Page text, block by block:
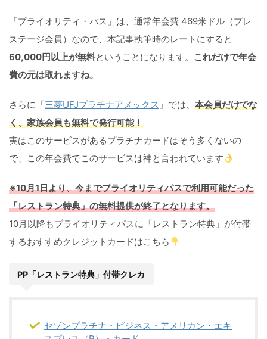
「プライオリティ・パス」は、通常年会費 469米ドル（プレ
ステージ会員）なので、本記事執筆時のレートにすると
60,000円以上が無料ということになります。 これだけで年会
費の元は取れますね。
さらに「三菱UFJプラチナアメックス 」では、 本会員だけでな
く、家族会員も無料で発行可能！
実はこのサービスがあるプラチナカードはそう多くないの
で、この年会費でこのサービスは神と言われています
※10月1日より、今までプライオリティパスで利用可能だった
「レストラン特典」の無料提供が終了となります。
10月以降もプライオリティパスに「レストラン特典」が付帯
するおすすめクレジットカードはこちら
PP「レストラン特典」付帯クレカ
セゾンプラチナ・ビジネス・アメリカン・エキ